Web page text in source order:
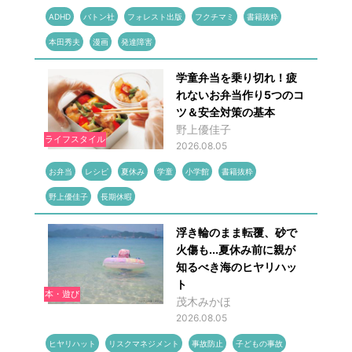
ADHD バトン社 フォレスト出版 フクチマミ 書籍抜粋
本田秀夫 漫画 発達障害
ライフスタイル
学童弁当を乗り切れ！疲
れないお弁当作り5つのコ
ツ＆安全対策の基本
野上優佳子
2026.08.05
お弁当 レシピ 夏休み 学童 小学館 書籍抜粋
野上優佳子 長期休暇
本・遊び
浮き輪のまま転覆、砂で
火傷も...夏休み前に親が
知るべき海のヒヤリハッ
ト
茂木みかほ
2026.08.05
ヒヤリハット リスクマネジメント 事故防止 子どもの事故